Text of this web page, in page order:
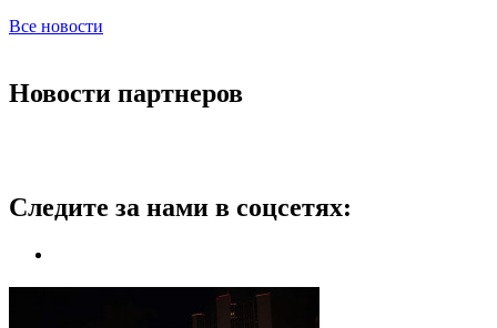
Все новости
Новости партнеров
Следите за нами в соцсетях: